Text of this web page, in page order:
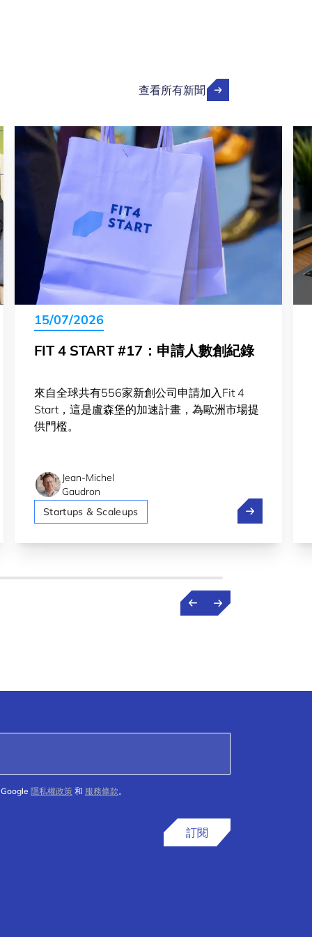
查看所有新聞
歐洲如何在全球人工智慧競賽中保持競爭力
15/07/2026
FIT 4 START #17：申請人數創紀錄
來自全球共有556家新創公司申請加入Fit 4
Start，這是盧森堡的加速計畫，為歐洲市場提
供門檻。
Jean-Michel
Gaudron
Startups & Scaleups
Fit 4 Start
隱私權政策 和 服務條款。
訂閱